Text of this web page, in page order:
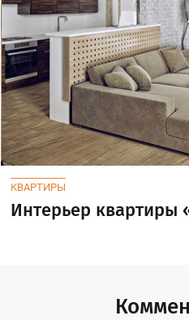
КВАРТИРЫ
Интерьер квартиры